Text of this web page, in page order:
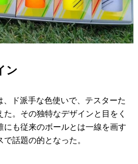
ン
ド派手な色使いで、テスターた
。その独特なデザインと目をく
にも従来のボールとは一線を画す
話題の的となった。